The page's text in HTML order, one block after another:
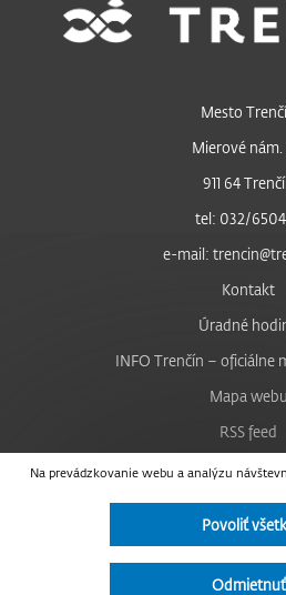
Na prevádzkovanie webu a analýzu
Povoliť
Odmietnuť
Mesto
Mierové nám.
911 64
tel: 032/6504
e-mail:
Kontakt
Úradné
INFO Trenčín – oficiálne
Mapa webu
RSS feed
Nastavenie
Facebook
Instagram